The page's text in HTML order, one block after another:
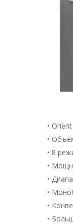
•
•
• 8
•
•
•
•
•